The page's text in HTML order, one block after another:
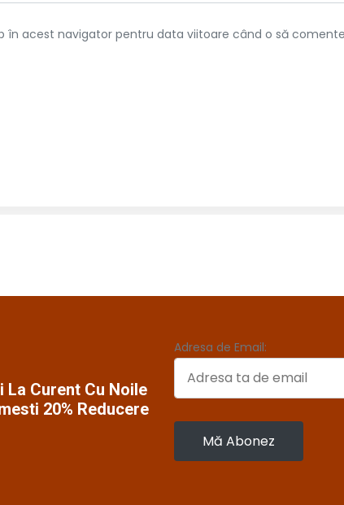
în acest navigator pentru data viitoare când o să
La Curent Cu Noile
20% Reducere
Adresa de Email: